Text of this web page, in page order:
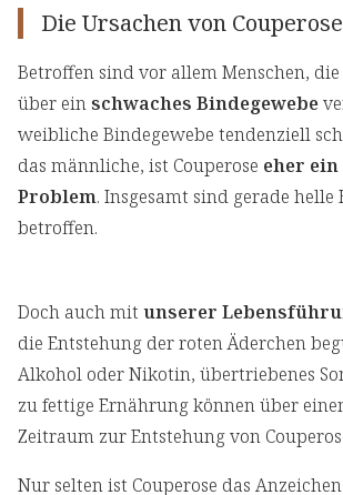
Die Ursachen von Couperose
Betroffen sind vor allem Menschen,
über einschwaches Bindegewebe
weibliche Bindegewebe tendenziell
das männliche, ist Couperose eher
Problem. Insgesamt sind gerade
betroffen.
Doch auch mit unserer
die Entstehung der roten Äderchen
Alkohol oder Nikotin, übertriebenes
zu fettige Ernährung können über
Zeitraum zur Entstehung von
Nur selten ist Couperose das